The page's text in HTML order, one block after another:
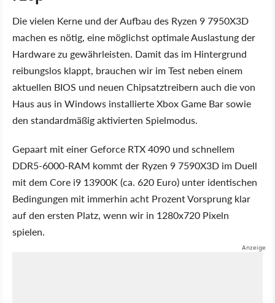
Die vielen Kerne und der Aufbau des Ryzen 9 7950X3D
machen es nötig, eine möglichst optimale Auslastung der
Hardware zu gewährleisten. Damit das im Hintergrund
reibungslos klappt, brauchen wir im Test neben einem
aktuellen BIOS und neuen Chipsatztreibern auch die von
Haus aus in Windows installierte Xbox Game Bar sowie
den standardmäßig aktivierten Spielmodus.
Gepaart mit einer Geforce RTX 4090 und schnellem
DDR5-6000-RAM kommt der Ryzen 9 7590X3D im Duell
mit dem Core i9 13900K (ca. 620 Euro) unter identischen
Bedingungen mit immerhin acht Prozent Vorsprung klar
auf den ersten Platz, wenn wir in 1280x720 Pixeln
spielen.